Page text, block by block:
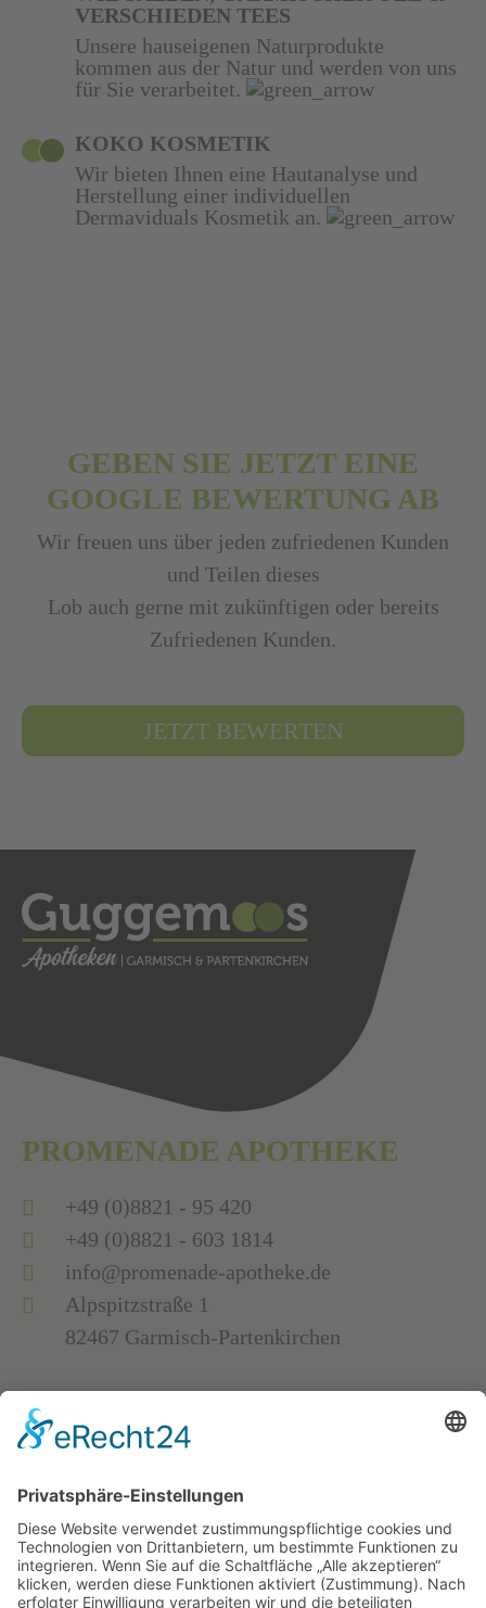
VERSCHIEDEN TEES
Unsere hauseigenen Naturprodukte
kommen aus der Natur und werden von uns
für Sie verarbeitet.
KOKO KOSMETIK
Wir bieten Ihnen eine Hautanalyse und
Herstellung einer individuellen
Dermaviduals Kosmetik an.
GEBEN SIE JETZT EINE
GOOGLE BEWERTUNG AB
Wir freuen uns über jeden zufriedenen Kunden
und Teilen dieses
Lob auch gerne mit zukünftigen oder bereits
Zufriedenen Kunden.
JETZT BEWERTEN
PROMENADE APOTHEKE
+49 (0)8821 - 95 420
+49 (0)8821 - 603 1814
info@promenade-apotheke.de
Alpspitzstraße 1
82467 Garmisch-Partenkirchen
DREITORSPITZ APOTHEKE
+49 (0)8821 - 74 564
info@dreitorspitz-apotheke.de
Hauptstraße 75
82467 Garmisch-Partenkirchen